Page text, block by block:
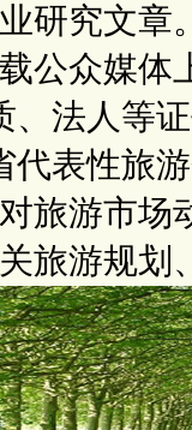
研究文章
公众媒体
、法人等
代表性旅
旅游市场
旅游规划